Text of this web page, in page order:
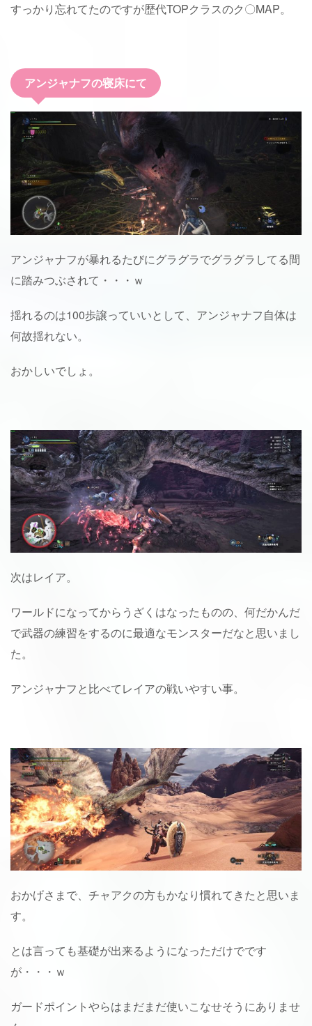
すっかり忘れてたのですが歴代TOPクラスのク〇MAP。
アンジャナフの寝床にて
アンジャナフが暴れるたびにグラグラでグラグラしてる間
に踏みつぶされて・・・ｗ
揺れるのは100歩譲っていいとして、アンジャナフ自体は
何故揺れない。
おかしいでしょ。
次はレイア。
ワールドになってからうざくはなったものの、何だかんだ
で武器の練習をするのに最適なモンスターだなと思いまし
た。
アンジャナフと比べてレイアの戦いやすい事。
おかげさまで、チャアクの方もかなり慣れてきたと思いま
す。
とは言っても基礎が出来るようになっただけでです
が・・・ｗ
ガードポイントやらはまだまだ使いこなせそうにありませ